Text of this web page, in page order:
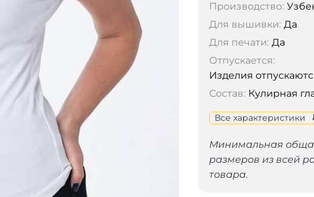
Производство:
Для вышивки: Да
Для печати: Да
Отпускается:
Изделия
Состав: Кулирная
Все характеристики
Минимальная
размеров из всей
товара.